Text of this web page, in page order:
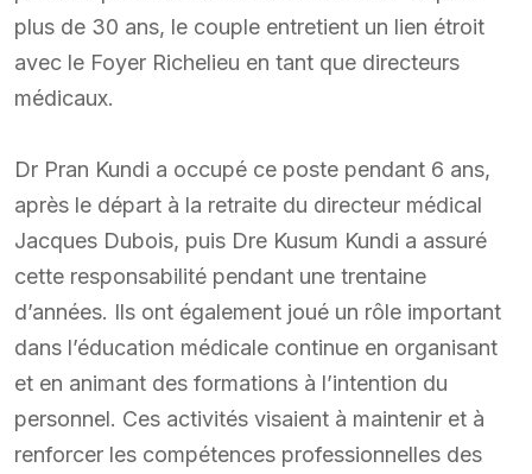
plus de 30 ans, le couple entretient un lien étroit
avec le Foyer Richelieu en tant que directeurs
médicaux.
Dr Pran Kundi a occupé ce poste pendant 6 ans,
après le départ à la retraite du directeur médical
Jacques Dubois, puis Dre Kusum Kundi a assuré
cette responsabilité pendant une trentaine
d’années. Ils ont également joué un rôle important
dans l’éducation médicale continue en organisant
et en animant des formations à l’intention du
personnel. Ces activités visaient à maintenir et à
renforcer les compétences professionnelles des